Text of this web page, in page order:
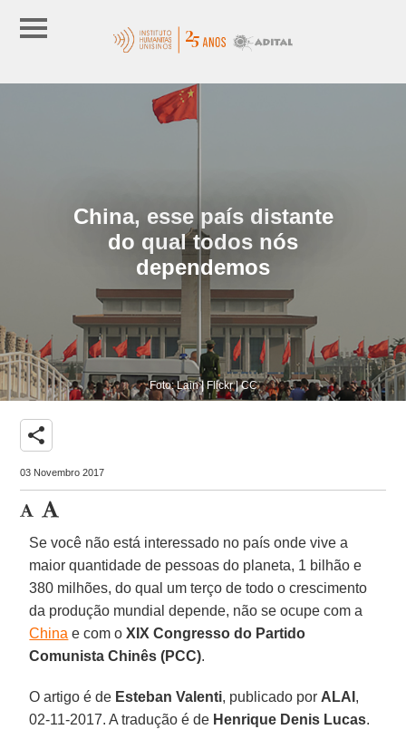
China, esse país distante
do qual todos nós
dependemos
Foto: Lain | Flickr | CC
share
03 Novembro 2017
Se você não está interessado no país onde vive a
maior quantidade de pessoas do planeta, 1 bilhão e
380 milhões, do qual um terço de todo o crescimento
da produção mundial depende, não se ocupe com a
China e com oXIX Congresso do Partido
Comunista Chinês (PCC).
O artigo é de Esteban Valenti, publicado por ALAI ,
02-11-2017. A tradução é de Henrique Denis Lucas.